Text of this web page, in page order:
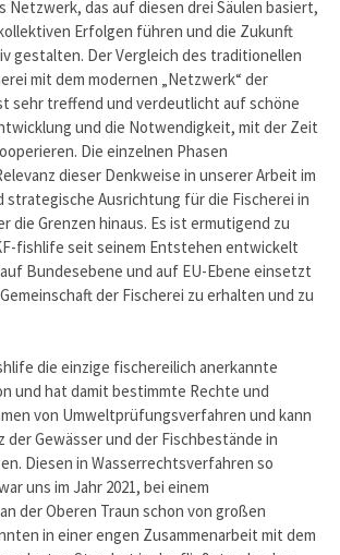
Netzwerk, das auf diesen drei Säulen basiert,
Erfolgen führen und die Zukunft
gestalten. Der Vergleich des traditionellen
mit dem modernen „Netzwerk“ der
sehr treffend und verdeutlicht auf schöne
und die Notwendigkeit, mit der Zeit
Die einzelnen Phasen
dieser Denkweise in unserer Arbeit im
strategische Ausrichtung für die Fischerei in
die Grenzen hinaus. Es ist ermutigend zu
fishlife seit seinem Entstehen entwickelt
Bundesebene und auf EU-Ebene einsetzt
der Fischerei zu erhalten und zu
die einzige fischereilich anerkannte
und hat damit bestimmte Rechte und
von Umweltprüfungsverfahren und kann
der Gewässer und der Fischbestände in
Diesen in Wasserrechtsverfahren so
uns im Jahr 2021, bei einem
der Oberen Traun schon von großen
in einer engen Zusammenarbeit mit dem